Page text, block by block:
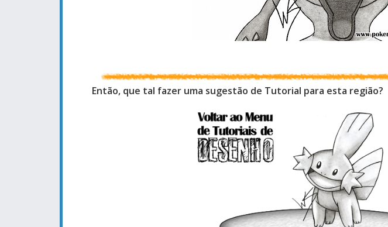
Então, que tal fazer uma sugestão de Tutorial para esta região?